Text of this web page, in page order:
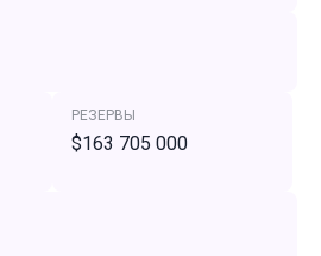
РЕЗЕРВЫ
$163 705 000